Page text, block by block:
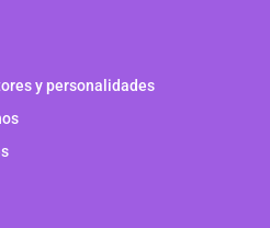
y personalidades